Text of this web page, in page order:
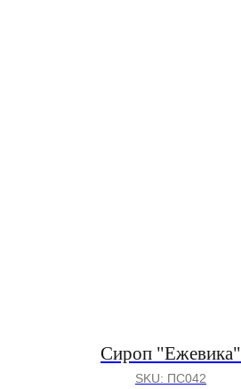
Сироп "Ежевика"
SKU: ПС042